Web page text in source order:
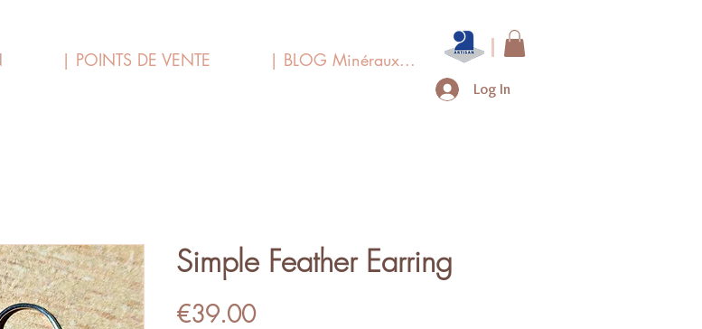
| POINTS DE VENTE | BLOG Minéraux...
Log In
Simple Feather Earring
€39.00Price